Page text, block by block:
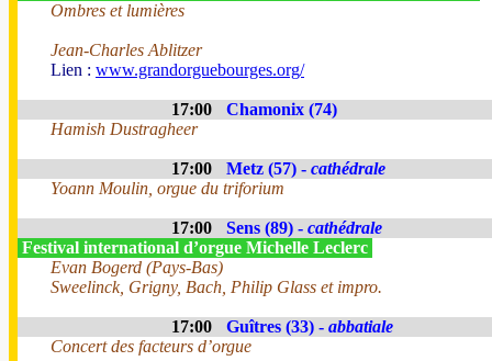
Ombres et lumières
Jean-Charles Ablitzer
Lien : www.grandorguebourges.org/
17:00
Chamonix (74)
Hamish Dustragheer
17:00 Metz (57) - cathédrale
Yoann Moulin, orgue du triforium
17:00 Sens (89) - cathédrale
Festival international d’orgue Michelle Leclerc
Evan Bogerd (Pays-Bas)
Sweelinck, Grigny, Bach, Philip Glass et impro.
17:00 Guîtres (33) - abbatiale
Concert des facteurs d’orgue